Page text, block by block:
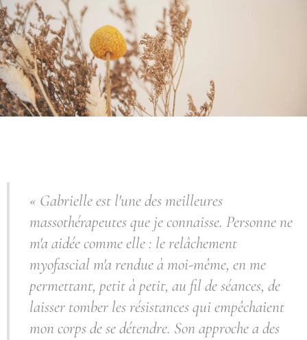
« Gabrielle est l'une des meilleures
massothérapeutes que je connaisse. Personne ne
m'a aidée comme elle : le relâchement
myofascial m'a rendue à moi-même, en me
permettant, petit à petit, au fil de séances, de
laisser tomber les résistances qui empêchaient
mon corps de se détendre. Son approche a des